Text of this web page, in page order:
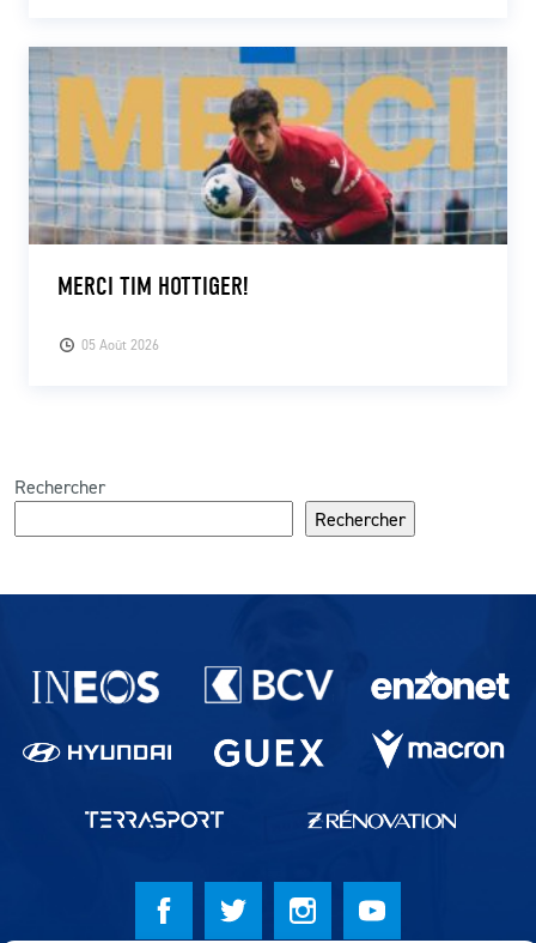
05 Août 2026
MERCI TIM HOTTIGER!
Rechercher
Rechercher
Partenaires du lausanne-Sport